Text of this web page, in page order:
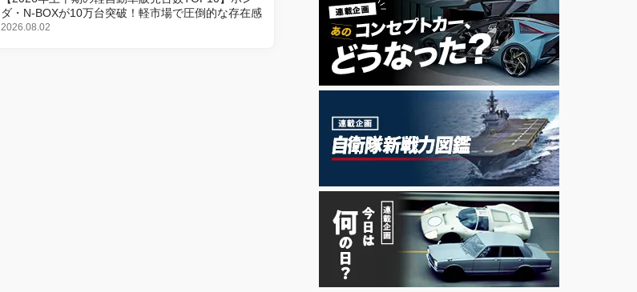
ダ・N-BOXが10万台突破！軽市場で圧倒的な存在感
2026.08.02